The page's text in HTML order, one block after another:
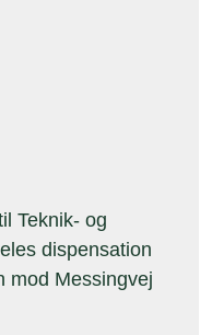
Teknik- og
dispensation
mod Messingvej